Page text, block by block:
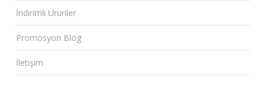
İndirimli Ürünler
Promosyon Blog
İletişim